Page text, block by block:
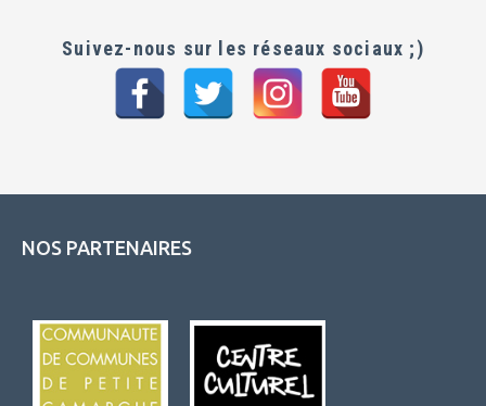
Suivez-nous sur les réseaux sociaux ;)
NOS PARTENAIRES